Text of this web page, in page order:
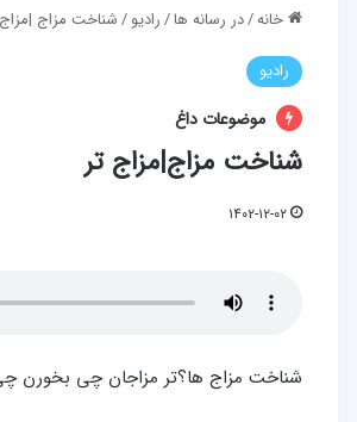
خانه/در رسانه ها/رادیو/شناخت مزاج
رادیو
موضوعات داغ
شناخت مزاج|مزاج تر
۱۴۰۲-۱۲-۰۲
شناخت مزاج ها؟تر مزاجان چی بخورن